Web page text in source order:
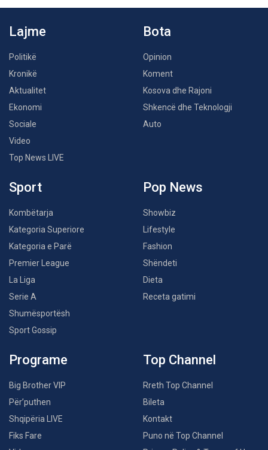
Lajme
Politikë
Kronikë
Aktualitet
Ekonomi
Sociale
Video
Top News LIVE
Bota
Opinion
Koment
Kosova dhe Rajoni
Shkencë dhe Teknologji
Auto
Sport
Kombëtarja
Kategoria Superiore
Kategoria e Parë
Premier League
La Liga
Serie A
Shumësportësh
Sport Gossip
Pop News
Showbiz
Lifestyle
Fashion
Shëndeti
Dieta
Receta gatimi
Programe
Big Brother VIP
Për’puthen
Shqipëria LIVE
Fiks Fare
Top Channel
Rreth Top Channel
Bileta
Kontakt
Puno në Top Channel